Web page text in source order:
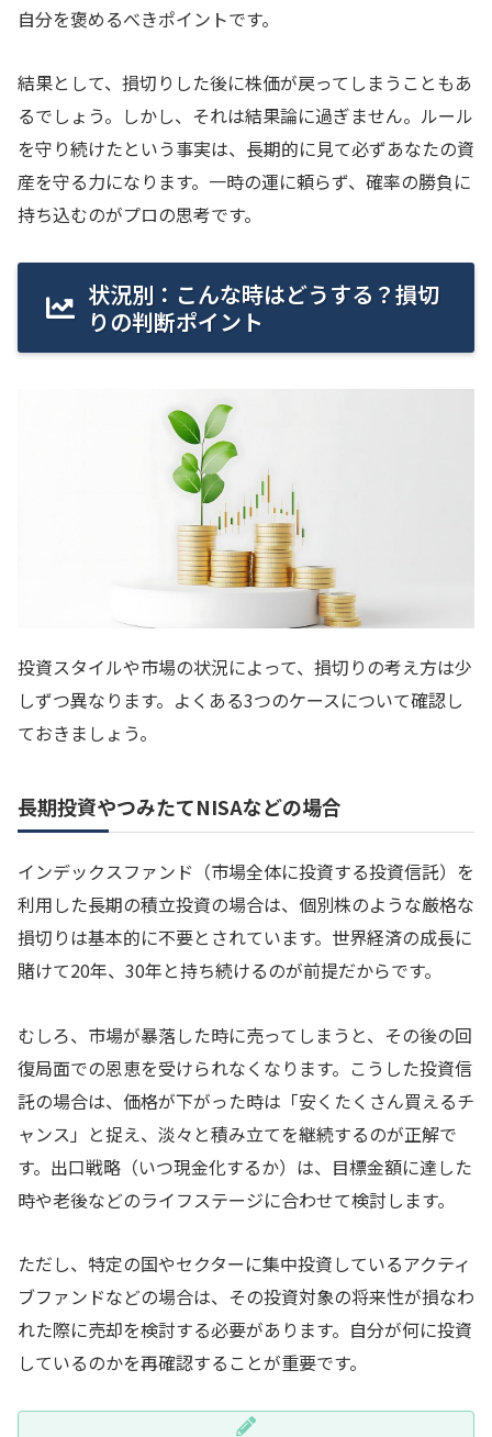
自分を褒めるべきポイントです。
結果として、損切りした後に株価が戻ってしまうこともあ
るでしょう。しかし、それは結果論に過ぎません。ルール
を守り続けたという事実は、長期的に見て必ずあなたの資
産を守る力になります。一時の運に頼らず、確率の勝負に
持ち込むのがプロの思考です。
状況別：こんな時はどうする？損切
りの判断ポイント
投資スタイルや市場の状況によって、損切りの考え方は少
しずつ異なります。よくある3つのケースについて確認し
ておきましょう。
長期投資やつみたてNISAなどの場合
インデックスファンド（市場全体に投資する投資信託）を
利用した長期の積立投資の場合は、個別株のような厳格な
損切りは基本的に不要とされています。世界経済の成長に
賭けて20年、30年と持ち続けるのが前提だからです。
むしろ、市場が暴落した時に売ってしまうと、その後の回
復局面での恩恵を受けられなくなります。こうした投資信
託の場合は、価格が下がった時は「安くたくさん買えるチ
ャンス」と捉え、淡々と積み立てを継続するのが正解で
す。出口戦略（いつ現金化するか）は、目標金額に達した
時や老後などのライフステージに合わせて検討します。
ただし、特定の国やセクターに集中投資しているアクティ
ブファンドなどの場合は、その投資対象の将来性が損なわ
れた際に売却を検討する必要があります。自分が何に投資
しているのかを再確認することが重要です。